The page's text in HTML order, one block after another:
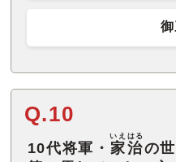
Q.10
10代将軍・ 家治
いえはる
の